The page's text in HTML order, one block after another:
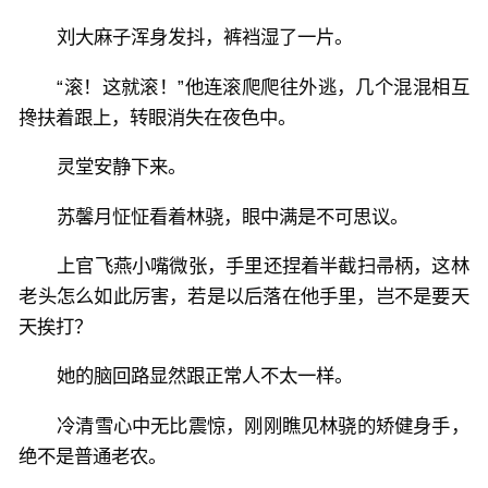
刘大麻子浑身发抖，裤裆湿了一片。
“滚！这就滚！”他连滚爬爬往外逃，几个混混相互
搀扶着跟上，转眼消失在夜色中。
灵堂安静下来。
苏馨月怔怔看着林骁，眼中满是不可思议。
上官飞燕小嘴微张，手里还捏着半截扫帚柄，这林
老头怎么如此厉害，若是以后落在他手里，岂不是要天
天挨打？
她的脑回路显然跟正常人不太一样。
冷清雪心中无比震惊，刚刚瞧见林骁的矫健身手，
绝不是普通老农。